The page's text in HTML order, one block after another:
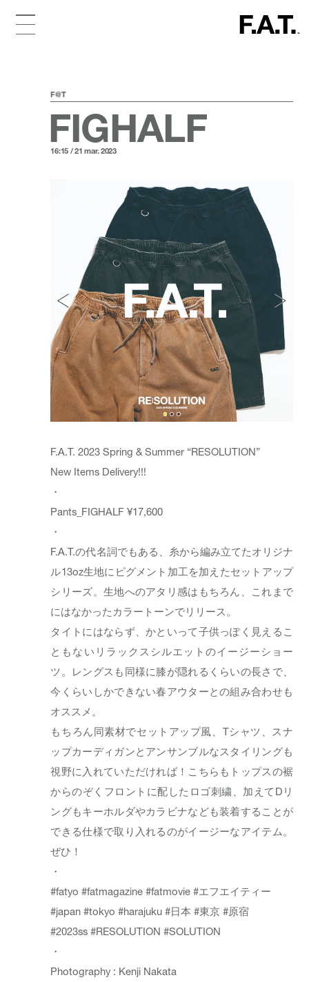
F@T
FIGHALF
16:15 / 21 mar. 2023
F.A.T. 2023 Spring & Summer “RESOLUTION”
New Items Delivery!!!
・
Pants_ FIGHALF ¥17,600
・
F.A.T.の代名詞でもある、糸から編み立てたオリジナ
ル13oz生地にピグメント加工を加えたセットアップ
シリーズ。生地へのアタリ感はもちろん、これまで
にはなかったカラートーンでリリース。
タイトにはならず、かといって子供っぽく見えるこ
ともないリラックスシルエットのイージーショー
ツ。レングスも同様に膝が隠れるくらいの長さで、
今くらいしかできない春アウターとの組み合わせも
オススメ。
もちろん同素材でセットアップ風、Tシャツ、スナ
ップカーディガンとアンサンブルなスタイリングも
視野に入れていただければ！こちらもトップスの裾
からのぞくフロントに配したロゴ刺繍、加えてDリ
ングもキーホルダやカラビナなども装着することが
できる仕様で取り入れるのがイージーなアイテム。
ぜひ！
・
#fatyo #fatmagazine #fatmovie #エフエイティー
#japan #tokyo #harajuku #日本 #東京 #原宿
#2023ss #RESOLUTION #SOLUTION
・
Photography : Kenji Nakata